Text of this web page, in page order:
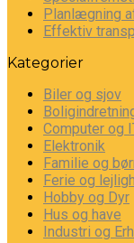
Planlægning
Effektiv
Kategorier
Biler og sjov
Computer og
Elektronik
Familie og
Ferie og
Hobby og Dyr
Hus og have
Industri og